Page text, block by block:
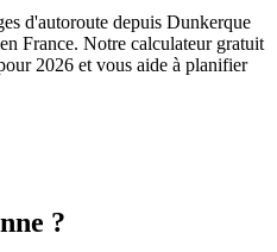
d'autoroute depuis Dunkerque
France. Notre calculateur gratuit
2026 et vous aide à planifier
?